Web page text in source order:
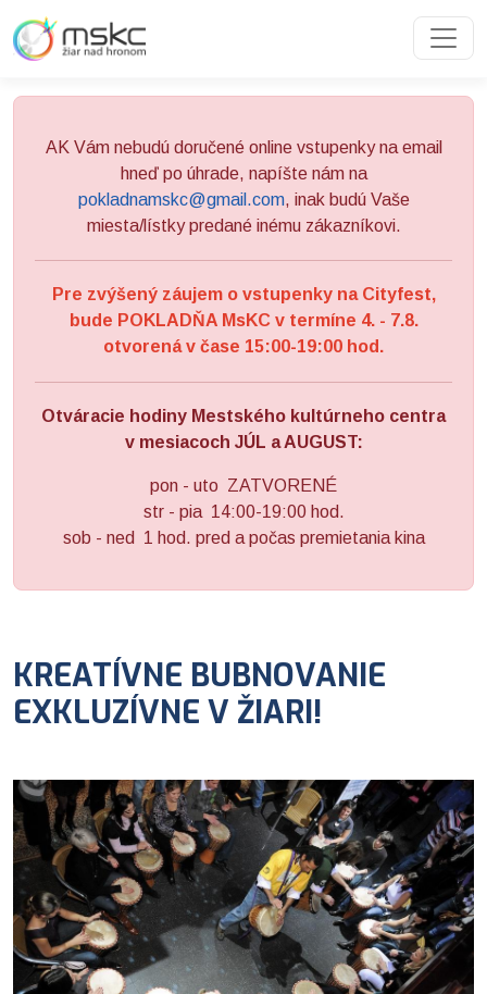
AK Vám nebudú doručené online vstupenky na email
hneď po úhrade, napíšte nám na
pokladnamskc@gmail.com, inak budú Vaše
miesta/lístky predané inému zákazníkovi.
Pre zvýšený záujem o vstupenky na Cityfest,
bude POKLADŇA MsKC v termíne 4. - 7.8.
otvorená v čase 15:00-19:00 hod.
Otváracie hodiny Mestského kultúrneho centra
v mesiacoch JÚL a AUGUST:
pon - uto ZATVORENÉ
str - pia 14:00-19:00 hod.
sob - ned 1 hod. pred a počas premietania kina
KREATÍVNE BUBNOVANIE
EXKLUZÍVNE V ŽIARI!